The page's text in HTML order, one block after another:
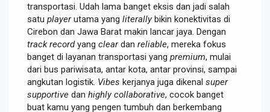
transportasi. Udah lama banget eksis dan jadi salah
satu playerutama yang literallybikin konektivitas di
Cirebon dan Jawa Barat makin lancar jaya. Dengan
track recordyang cleardan reliable, mereka fokus
banget di layanan transportasi yang premium, mulai
dari bus pariwisata, antar kota, antar provinsi, sampai
angkutan logistik. Vibes kerjanya juga dikenal super
supportive dan highly collaborative, cocok banget
buat kamu yang pengen tumbuh dan berkembang